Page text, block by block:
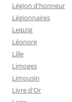
Légion d'honneur
Légionnaires
Leipzig
Léonore
Lille
Limoges
Limousin
Livre d'Or